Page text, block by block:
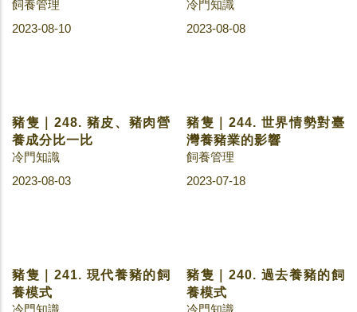
環境 (全)
飼養管理
2023-08-10
皮百變樣貌
冷門知識
2023-08-08